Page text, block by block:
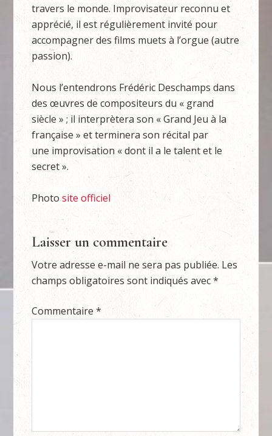
travers le monde. Improvisateur reconnu et
apprécié, il est régulièrement invité pour
accompagner des films muets à l’orgue (autre
passion).
Nous l’entendrons Frédéric Deschamps dans
des œuvres de compositeurs du « grand
siècle » ; il interprètera son « Grand Jeu à la
française » et terminera son récital par
une improvisation « dont il a le talent et le
secret ».
Photosite officiel
Laisser un commentaire
Votre adresse e-mail ne sera pas publiée. Les
champs obligatoires sont indiqués avec*
Commentaire*